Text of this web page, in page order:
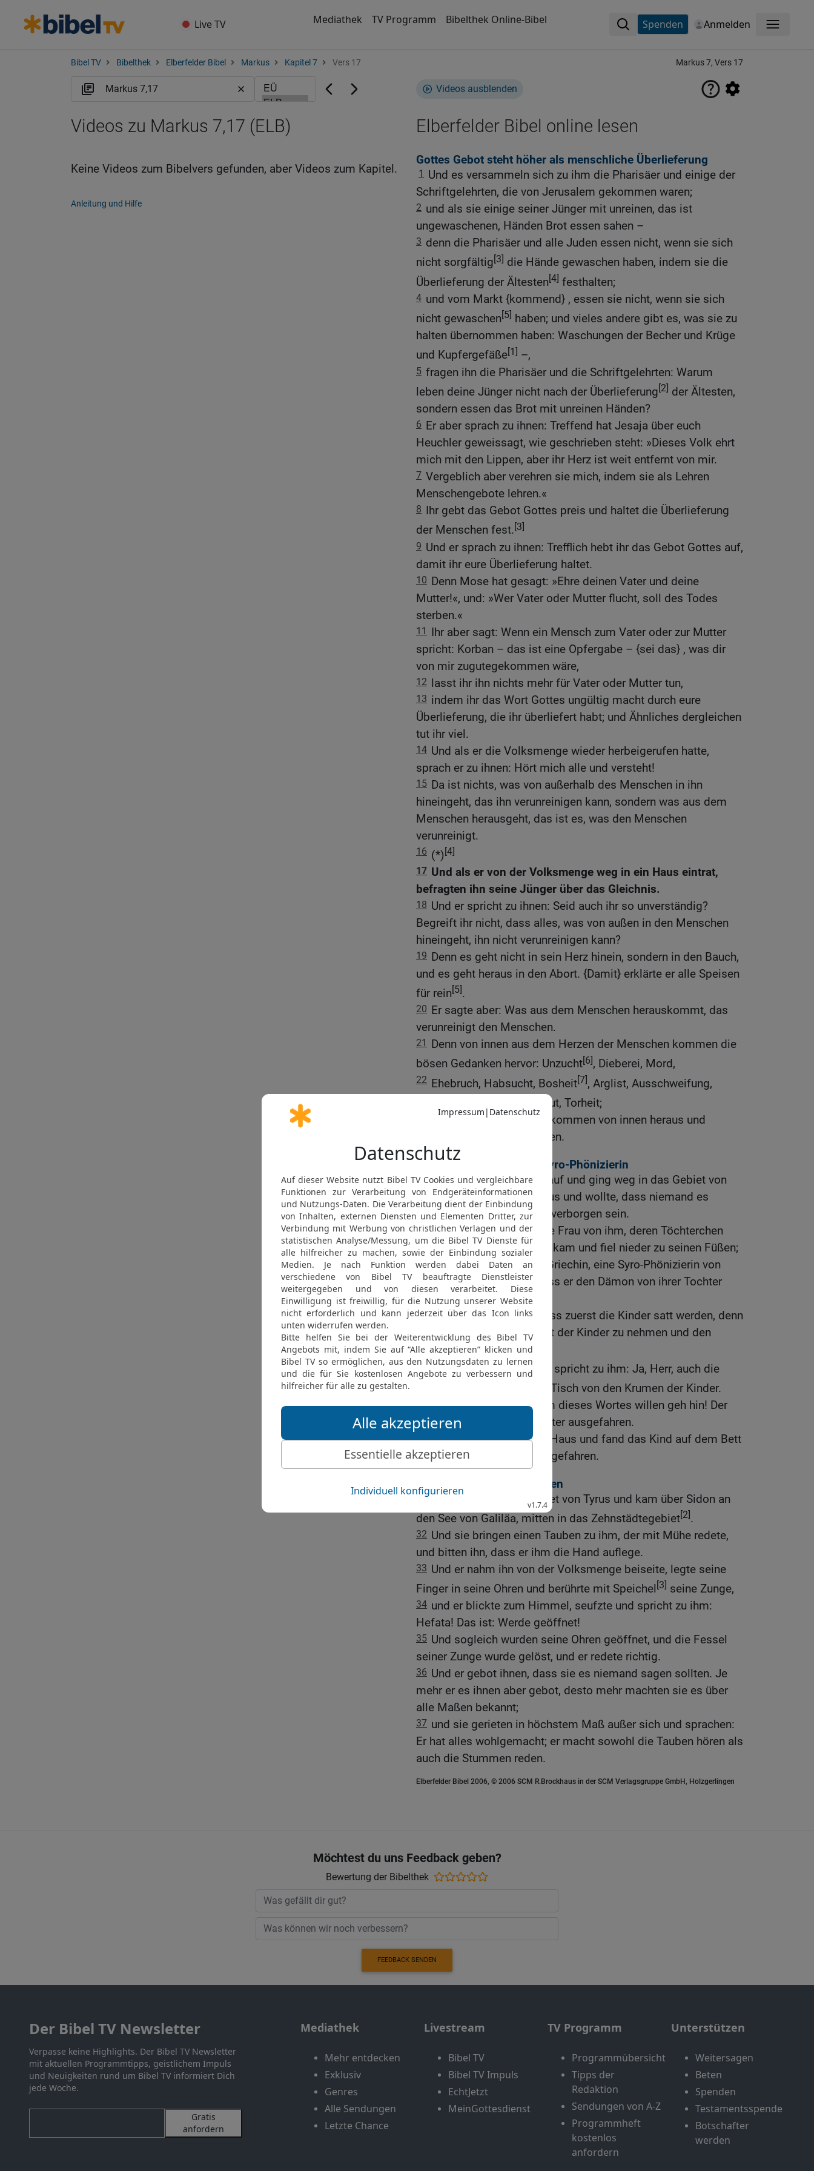
Live TV Mediathek TV Programm Bibelthek Online-Bibel Spenden Anmelden Menü
Bibel TV Bibelthek Elberfelder Bibel Markus Kapitel 7 Vers 17 Markus 7, Vers 17
Videos ausblenden
Elberfelder Bibel online lesen
Gottes Gebot steht höher als menschliche Überlieferung
1
Und es versammeln sich zu ihm die Pharisäer und einige der
Schriftgelehrten, die von Jerusalem gekommen waren;
2 und als sie einige seiner Jünger mit unreinen, das ist
ungewaschenen, Händen Brot essen sahen –
3 denn die Pharisäer und alle Juden essen nicht, wenn sie sich
nicht sorgfältig[3] die Hände gewaschen haben, indem sie die
Überlieferung der Ältesten[4] festhalten;
4 und vom Markt {kommend} , essen sie nicht, wenn sie sich
nicht gewaschen[5] haben; und vieles andere gibt es, was sie zu
halten übernommen haben: Waschungen der Becher und Krüge
und Kupfergefäße[1] –,
5 fragen ihn die Pharisäer und die Schriftgelehrten: Warum
leben deine Jünger nicht nach der Überlieferung[2] der Ältesten,
sondern essen das Brot mit unreinen Händen?
6 Er aber sprach zu ihnen: Treffend hat Jesaja über euch
Heuchler geweissagt, wie geschrieben steht: »Dieses Volk ehrt
mich mit den Lippen, aber ihr Herz ist weit entfernt von mir.
7 Vergeblich aber verehren sie mich, indem sie als Lehren
Menschengebote lehren.«
8 Ihr gebt das Gebot Gottes preis und haltet die Überlieferung
der Menschen fest.[3]
9 Und er sprach zu ihnen: Trefflich hebt ihr das Gebot Gottes auf,
damit ihr eure Überlieferung haltet.
10 Denn Mose hat gesagt: »Ehre deinen Vater und deine
Mutter!«, und: »Wer Vater oder Mutter flucht, soll des Todes
sterben.«
11 Ihr aber sagt: Wenn ein Mensch zum Vater oder zur Mutter
spricht: Korban – das ist eine Opfergabe – {sei das} , was dir
von mir zugutegekommen wäre,
12 lasst ihr ihn nichts mehr für Vater oder Mutter tun,
13 indem ihr das Wort Gottes ungültig macht durch eure
Überlieferung, die ihr überliefert habt; und Ähnliches dergleichen
tut ihr viel.
14 Und als er die Volksmenge wieder herbeigerufen hatte,
sprach er zu ihnen: Hört mich alle und versteht!
15 Da ist nichts, was von außerhalb des Menschen in ihn
hineingeht, das ihn verunreinigen kann, sondern was aus dem
Menschen herausgeht, das ist es, was den Menschen
verunreinigt.
16 (*)[4]
17 Und als er von der Volksmenge weg in ein Haus eintrat,
befragten ihn seine Jünger über das Gleichnis.
18 Und er spricht zu ihnen: Seid auch ihr so unverständig?
Begreift ihr nicht, dass alles, was von außen in den Menschen
hineingeht, ihn nicht verunreinigen kann?
19 Denn es geht nicht in sein Herz hinein, sondern in den Bauch,
und es geht heraus in den Abort. {Damit} erklärte er alle Speisen
für rein[5].
20 Er sagte aber: Was aus dem Menschen herauskommt, das
verunreinigt den Menschen.
21
Denn von innen aus dem Herzen der Menschen kommen die
bösen Gedanken hervor: Unzucht[6], Dieberei, Mord,
22 Ehebruch, Habsucht, Bosheit[7], Arglist, Ausschweifung,
, Lästerung, Hochmut, Torheit;
alle diese bösen Dinge kommen von innen heraus und
verunreinigen den Menschen.
Heilung der Tochter der Syro-Phönizierin
24 Von dort aber brach er auf und ging weg in das Gebiet von
Tyrus; und er trat in ein Haus und wollte, dass niemand es
erfuhr; und er konnte nicht verborgen sein.
25 Aber sogleich hörte eine Frau von ihm, deren Töchterchen
einen unreinen Geist hatte, kam und fiel nieder zu seinen Füßen;
26 die Frau aber war eine Griechin, eine Syro-Phönizierin von
Geburt; und sie bat ihn, dass er den Dämon von ihrer Tochter
austreibe.
27 Und er sprach zu ihr: Lass zuerst die Kinder satt werden, denn
es ist nicht schön, das Brot der Kinder zu nehmen und den
Hunden[9]hinzuwerfen.
28 Sie aber antwortete und spricht zu ihm: Ja, Herr, auch die
essen unter dem Tisch von den Krumen der Kinder.
29 Und er sprach zu ihr: Um dieses Wortes willen geh hin! Der
Dämon ist aus deiner Tochter ausgefahren.
30 Und sie ging weg in ihr Haus und fand das Kind auf dem Bett
liegen und den Dämon ausgefahren.
Heilung eines Taubstummen
31 Und er verließ das Gebiet von Tyrus und kam über Sidon an
den See von Galiläa, mitten in das Zehnstädtegebiet[2].
32 Und sie bringen einen Tauben zu ihm, der mit Mühe redete,
und bitten ihn, dass er ihm die Hand auflege.
33 Und er nahm ihn von der Volksmenge beiseite, legte seine
Finger in seine Ohren und berührte mit Speichel [3] seine Zunge,
34 und er blickte zum Himmel, seufzte und spricht zu ihm:
Hefata! Das ist: Werde geöffnet!
35 Und sogleich wurden seine Ohren geöffnet, und die Fessel
seiner Zunge wurde gelöst, und er redete richtig.
36 Und er gebot ihnen, dass sie es niemand sagen sollten. Je
mehr er es ihnen aber gebot, desto mehr machten sie es über
alle Maßen bekannt;
37 und sie gerieten in höchstem Maß außer sich und sprachen:
Er hat alles wohlgemacht; er macht sowohl die Tauben hören als
auch die Stummen reden.
Elberfelder Bibel 2006, © 2006 SCM R.Brockhaus in der SCM Verlagsgruppe GmbH, Holzgerlingen
Videos zu Markus 7,17 (ELB)
Keine Videos zum Bibelvers gefunden, aber Videos zum Kapitel.
Anleitung und Hilfe
Möchtest du uns Feedback geben?
Bewertung der Bibelthek
FEEDBACK SENDEN
Der Bibel TV Newsletter
Verpasse keine Highlights. Der Bibel TV Newsletter
mit aktuellen Programmtipps, geistlichem Impuls
und Neuigkeiten rund um Bibel TV informiert Dich
jede Woche.
Gratis
anfordern
Mediathek
Mehr entdecken
Exklusiv
Genres
Alle Sendungen
Letzte Chance
Livestream
Bibel TV
Bibel TV Impuls
EchtJetzt
MeinGottesdienst
TV Programm
Programmübersicht
Tipps der
Redaktion
Sendungen von A-Z
Programmheft
kostenlos
anfordern
Unterstützen
Weitersagen
Beten
Spenden
Testamentsspende
Botschafter
werden